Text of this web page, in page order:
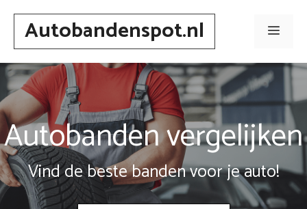
Spring
inhoudAutobandenspot.nl Menu
Autobanden vergelijken
Vind de beste banden voor je auto!